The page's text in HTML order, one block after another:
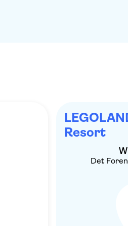
Resort
Det